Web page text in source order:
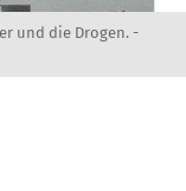
und die Drogen. -